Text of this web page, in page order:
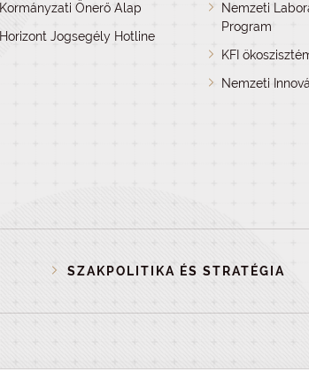
Kormányzati Önerő Alap
Horizont Jogsegély Hotline
Nemzeti
Program
KFI
Nemzeti
SZAKPOLITIKA ÉS STRATÉGIA